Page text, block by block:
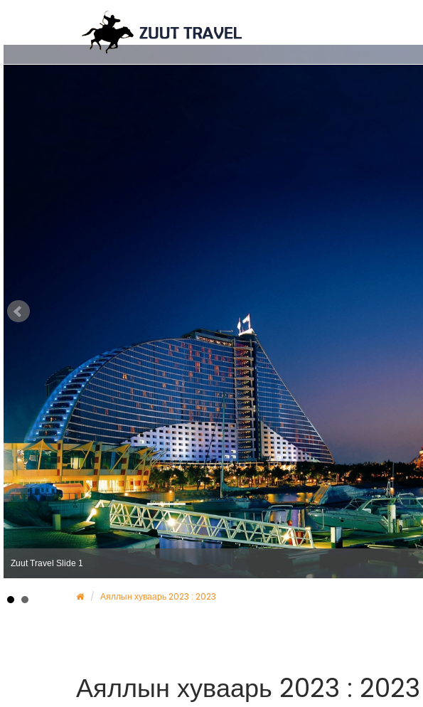
Zuut Travel Slide 1
Аяллын хуваарь 2023 : 2023
Аяллын хуваарь 2023 : 2023